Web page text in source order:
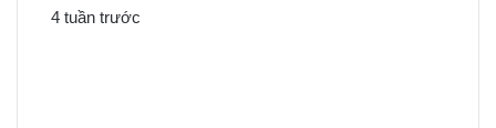
4 tuần trước